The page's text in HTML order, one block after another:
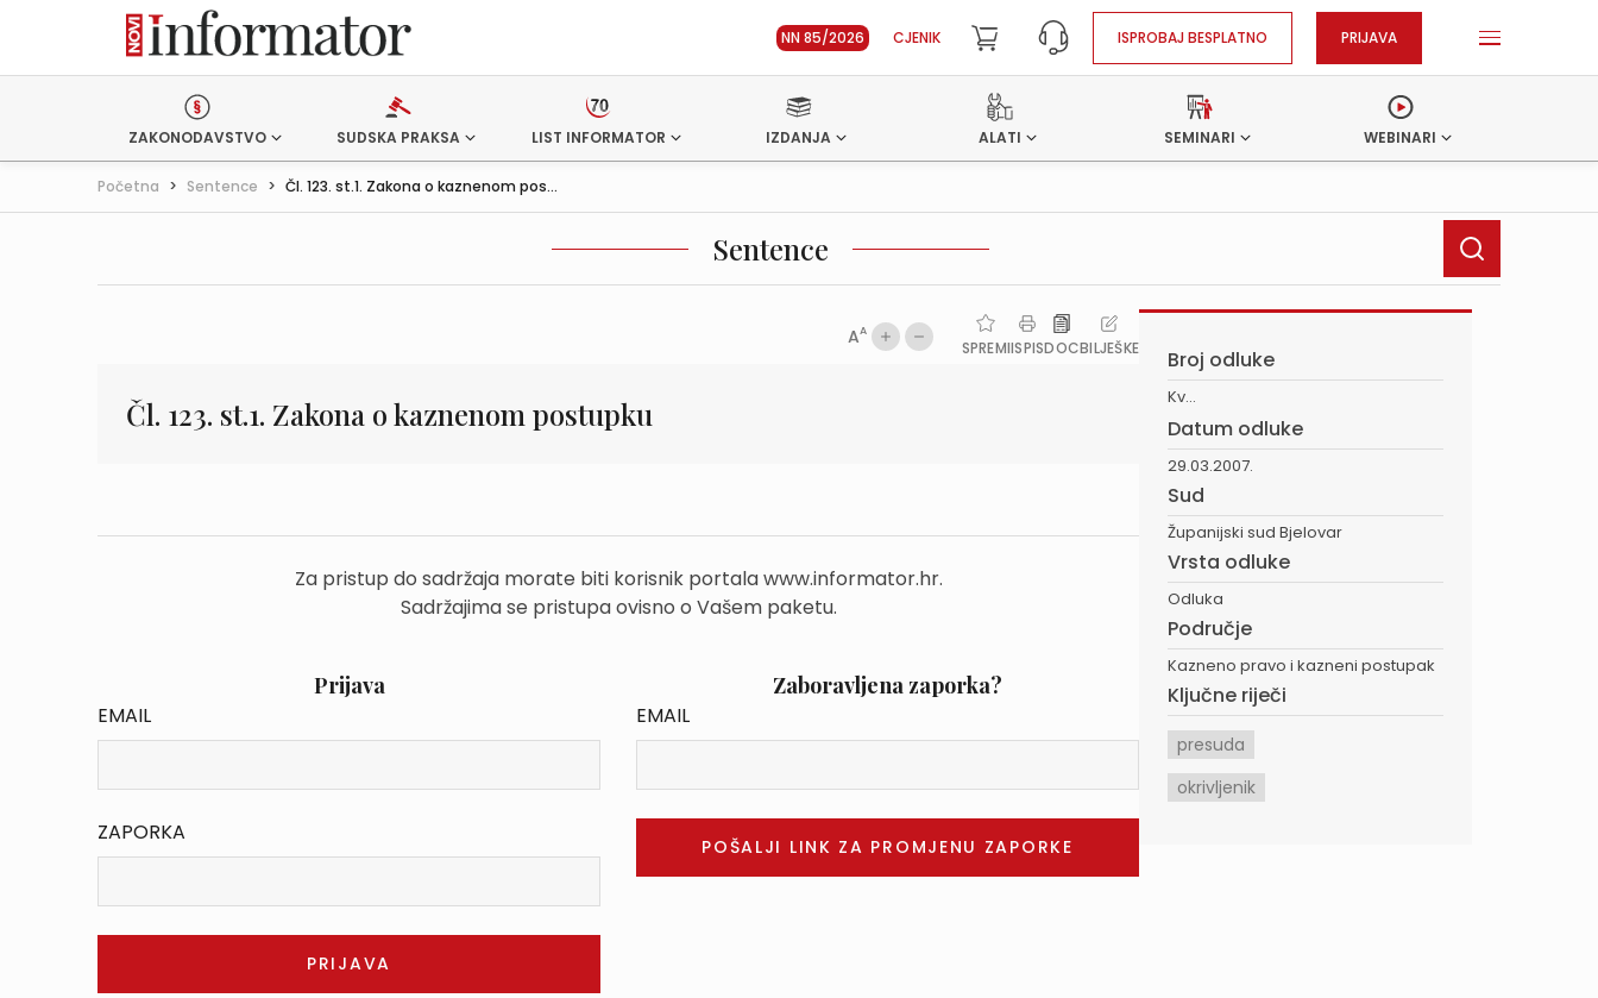
NN 85/2026 CJENIK ISPROBAJ BESPLATNO PRIJAVA
ZAKONODAVSTVO SUDSKA PRAKSA LIST INFORMATOR IZDANJA ALATI SEMINARI WEBINARI
Početna > Sentence > Čl. 123. st.1. Zakona o kaznenom pos...
Sentence
AA
SPREMIISPISDOCBILJEŠKE
Čl. 123. st.1. Zakona o kaznenom postupku
Za pristup do sadržaja morate biti korisnik portala www.informator.hr.
Sadržajima se pristupa ovisno o Vašem paketu.
Prijava
EMAIL
ZAPORKA
Zaboravljena zaporka?
EMAIL
Broj odluke
Kv...
Datum odluke
29.03.2007.
Sud
Županijski sud Bjelovar
Vrsta odluke
Odluka
Područje
Kazneno pravo i kazneni postupak
Ključne riječi
presuda
okrivljenik